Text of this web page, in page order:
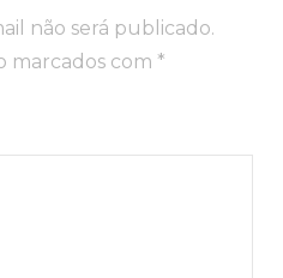
não será publicado.
marcados com *